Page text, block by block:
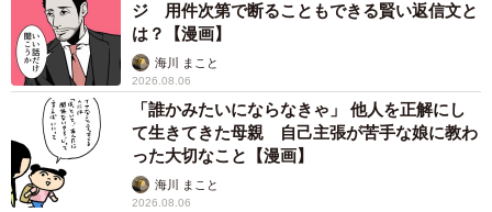
ジ 用件次第で断ることもできる賢い返信文と
は？【漫画】
海川 まこと
2026.08.06
「誰かみたいにならなきゃ」 他人を正解にし
て生きてきた母親 自己主張が苦手な娘に教わ
った大切なこと【漫画】
海川 まこと
2026.08.06